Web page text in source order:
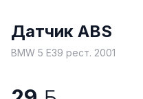
Датчик ABS
BMW 5 E39 рест. 2001